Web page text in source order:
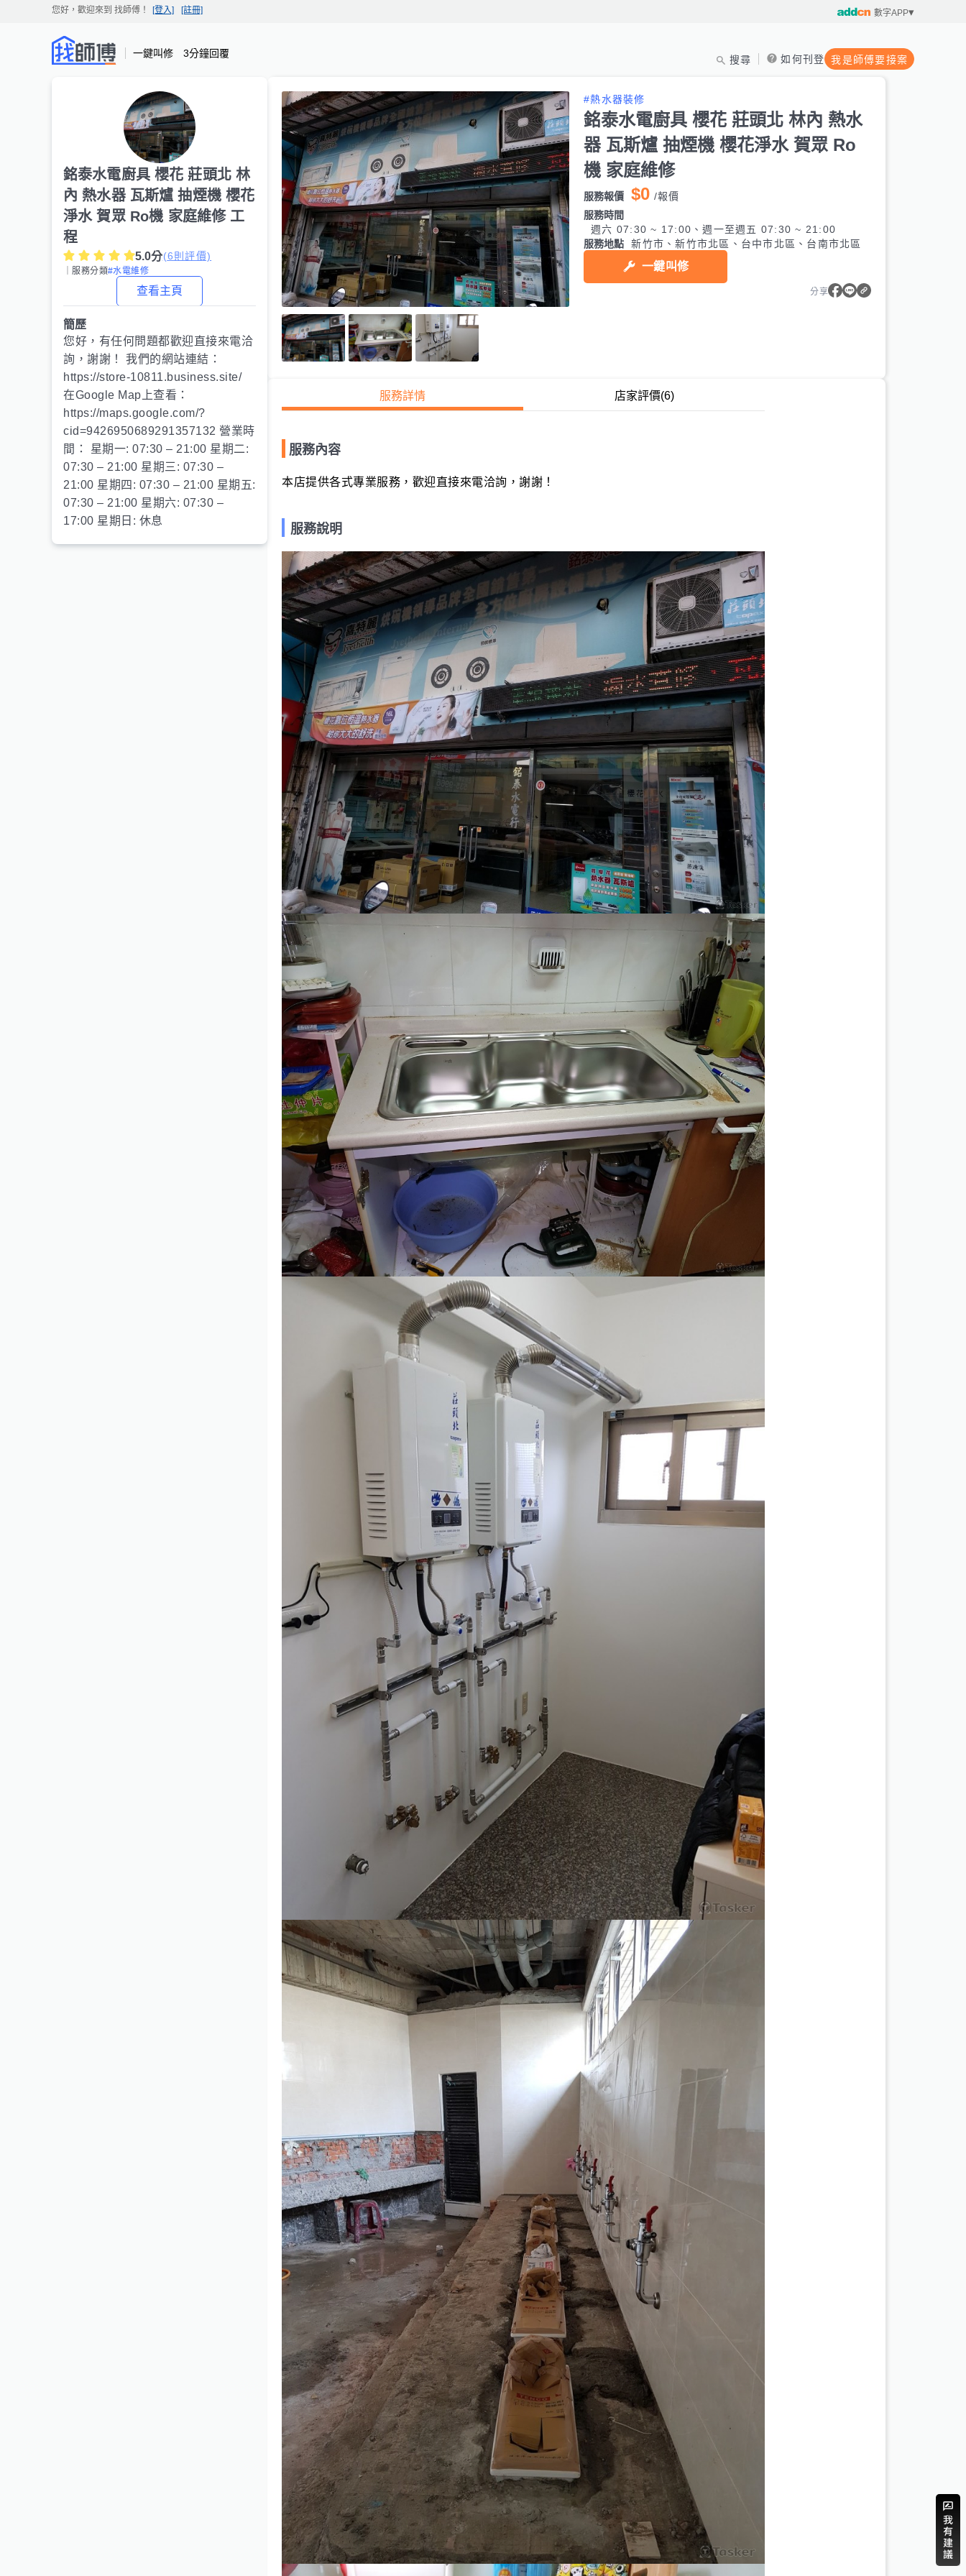
您好，歡迎來到 找師傅 ！ [登入] [註冊] 數字APP
一鍵叫修 3分鐘回覆
搜尋 如何刊登 我是師傅要接案
銘泰水電廚具 櫻花 莊頭北 林
內 熱水器 瓦斯爐 抽煙機 櫻花
淨水 賀眾 Ro機 家庭維修 工
程
5.0分(6則評價)
｜服務分類#水電維修
查看主頁
簡歷
您好，有任何問題都歡迎直接來電洽
詢，謝謝！ 我們的網站連結：
https://store-10811.business.site/
在Google Map上查看：
https://maps.google.com/?
cid=9426950689291357132 營業時
間： 星期一: 07:30 – 21:00 星期二:
07:30 – 21:00 星期三: 07:30 –
21:00 星期四: 07:30 – 21:00 星期五:
07:30 – 21:00 星期六: 07:30 –
17:00 星期日: 休息
#熱水器裝修
銘泰水電廚具 櫻花 莊頭北 林內 熱水
器 瓦斯爐 抽煙機 櫻花淨水 賀眾 Ro
機 家庭維修
服務報價 $0 /報價
服務時間
週六 07:30 ~ 17:00、週一至週五 07:30 ~ 21:00
服務地點
新竹市、新竹市北區、台中市北區、台南市北區
一鍵叫修
分享
服務詳情 店家評價(6)
服務內容
本店提供各式專業服務，歡迎直接來電洽詢，謝謝！
服務說明